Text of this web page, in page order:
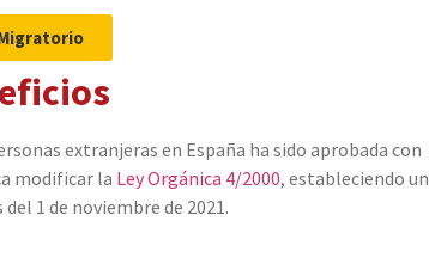
extranjeras en España ha sido aprobada con
modificar la Ley Orgánica 4/2000, estableciendo un
1 de noviembre de 2021.